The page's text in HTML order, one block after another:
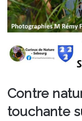
Contre
touchante